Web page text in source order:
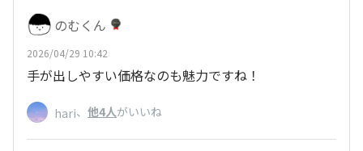
のむくん
2026/04/29 10:42
手が出しやすい価格なのも魅力ですね！
hari、 他4人がいいね